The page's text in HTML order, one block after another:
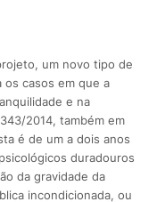
um novo tipo de
casos em que a
e na
2014, também em
é de um a dois anos
duradouros
da gravidade da
incondicionada, ou